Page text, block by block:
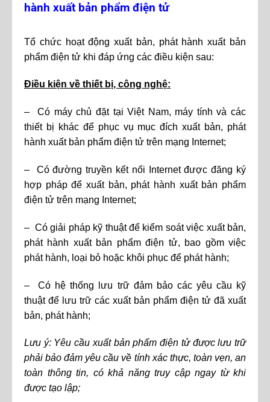
hành xuất bản phẩm điện tử
Tổ chức hoạt động xuất bản, phát hành xuất bản
phẩm điện tử khi đáp ứng các điều kiện sau:
Điều kiện về thiết bị, công nghệ:
– Có máy chủ đặt tại Việt Nam, máy tính và các
thiết bị khác để phục vụ mục đích xuất bản, phát
hành xuất bản phẩm điện tử trên mạng Internet;
– Có đường truyền kết nối Internet được đăng ký
hợp pháp để xuất bản, phát hành xuất bản phẩm
điện tử trên mạng Internet;
– Có giải pháp kỹ thuật để kiểm soát việc xuất bản,
phát hành xuất bản phẩm điện tử, bao gồm việc
phát hành, loại bỏ hoặc khôi phục để phát hành;
– Có hệ thống lưu trữ đảm bảo các yêu cầu kỹ
thuật để lưu trữ các xuất bản phẩm điện tử đã xuất
bản, phát hành;
Lưu ý: Yêu cầu xuất bản phẩm điện tử được lưu trữ
phải bảo đảm yêu cầu về tính xác thực, toàn vẹn, an
toàn thông tin, có khả năng truy cập ngay từ khi
được tạo lập;